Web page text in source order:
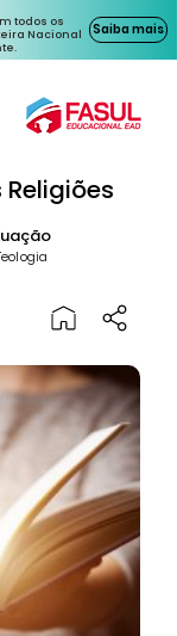
todos os
Nacional
Saiba mais